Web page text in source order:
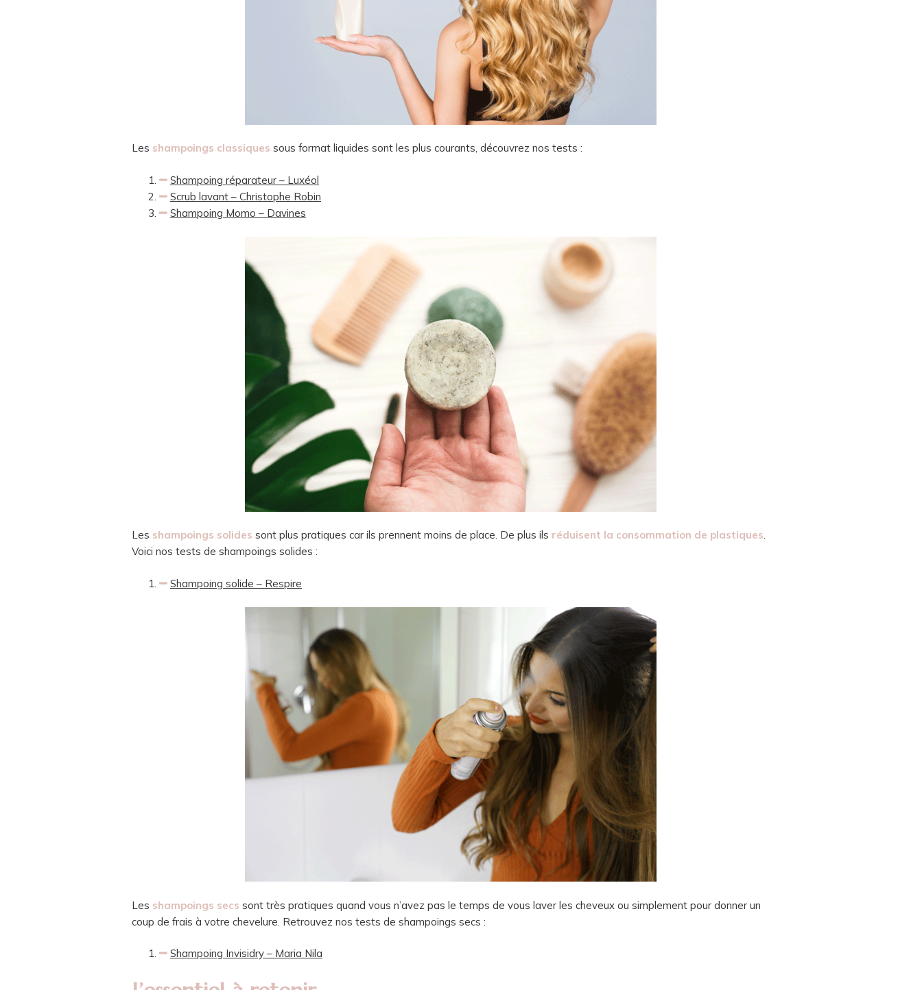
Les shampoings classiques sous format liquides sont les plus courants, découvrez nos tests :
Shampoing réparateur – Luxéol
Scrub lavant – Christophe Robin
Shampoing Momo – Davines
Les shampoings solides sont plus pratiques car ils prennent moins de place. De plus ils réduisent la consommation de plastiques.
Voici nos tests de shampoings solides :
Shampoing solide – Respire
Les shampoings secs sont très pratiques quand vous n’avez pas le temps de vous laver les cheveux ou simplement pour donner un
coup de frais à votre chevelure. Retrouvez nos tests de shampoings secs :
Shampoing Invisidry – Maria Nila